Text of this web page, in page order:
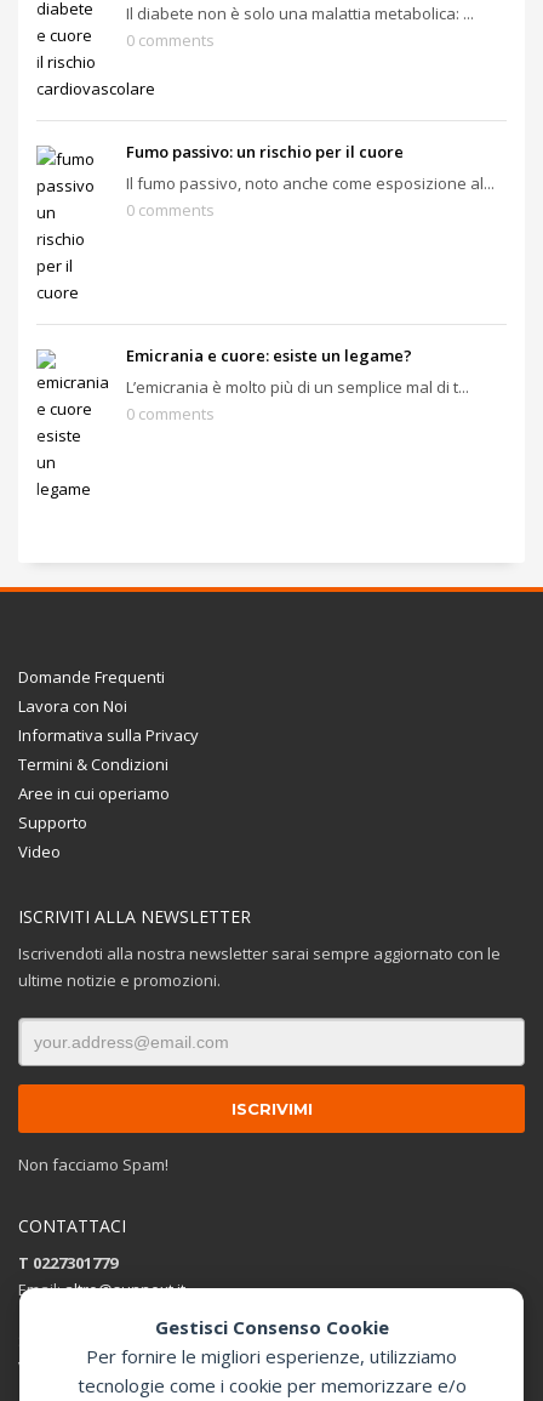
Gestisci Consenso Cookie
Per fornire le migliori esperienze, utilizziamo
tecnologie come i cookie per memorizzare e/o
Il diabete non è solo una malattia metabolica: ...
0 comments
Fumo passivo: un rischio per il cuore
Il fumo passivo, noto anche come esposizione al...
0 comments
Emicrania e cuore: esiste un legame?
L’emicrania è molto più di un semplice mal di t...
0 comments
Domande Frequenti
Lavora con Noi
Informativa sulla Privacy
Termini & Condizioni
Aree in cui operiamo
Supporto
Video
ISCRIVITI ALLA NEWSLETTER
Iscrivendoti alla nostra newsletter sarai sempre aggiornato con le
ultime notizie e promozioni.
Non facciamo Spam!
CONTATTACI
T 0227301779
Email:altro@sunnext.it
Via Perugino 44 , 20093 Cologno Monzese (MI)